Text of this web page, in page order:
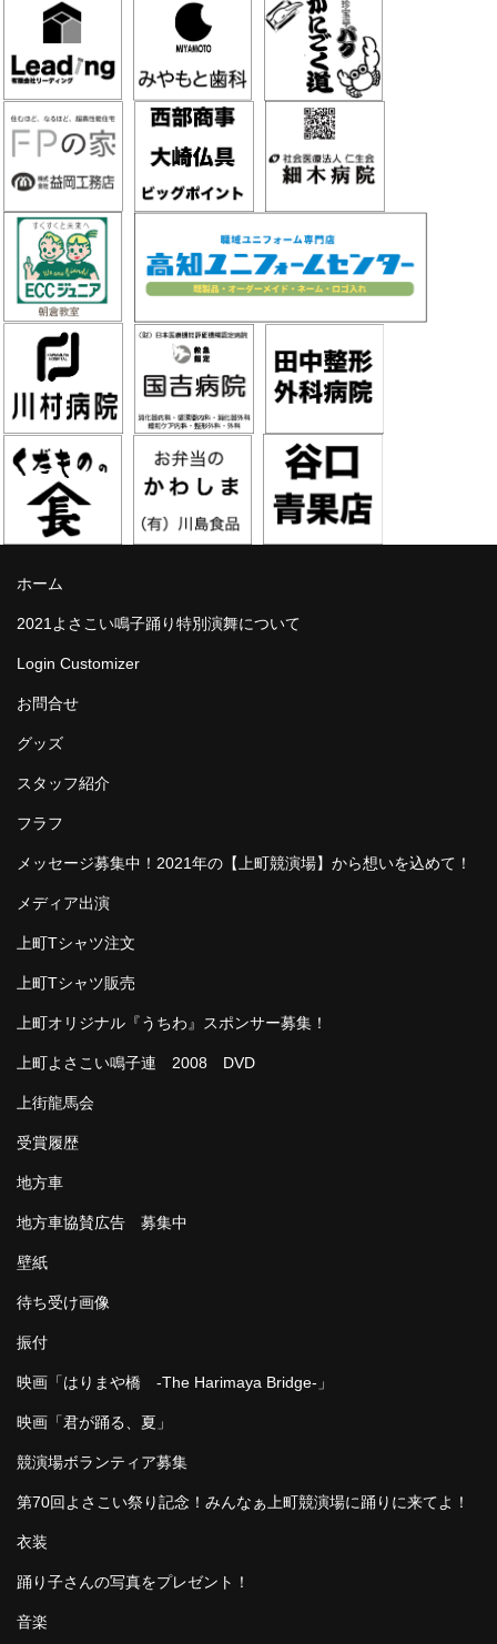
ホーム
2021よさこい鳴子踊り特別演舞について
Login Customizer
お問合せ
グッズ
スタッフ紹介
フラフ
メッセージ募集中！2021年の【上町競演場】から想いを込めて！
メディア出演
上町Tシャツ注文
上町Tシャツ販売
上町オリジナル『うちわ』スポンサー募集！
上町よさこい鳴子連 2008 DVD
上街龍馬会
受賞履歴
地方車
地方車協賛広告 募集中
壁紙
待ち受け画像
振付
映画「はりまや橋 -The Harimaya Bridge-」
映画「君が踊る、夏」
競演場ボランティア募集
第70回よさこい祭り記念！みんなぁ上町競演場に踊りに来てよ！
衣装
踊り子さんの写真をプレゼント！
音楽